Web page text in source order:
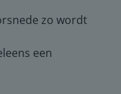
zo wordt
een